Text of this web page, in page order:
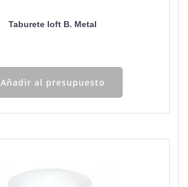
Taburete loft B. Metal
Añadir al presupuesto